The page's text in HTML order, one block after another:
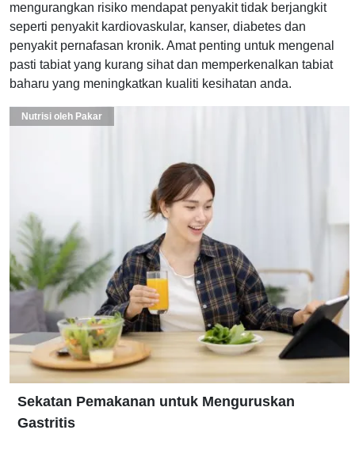
mengurangkan risiko mendapat penyakit tidak berjangkit
seperti penyakit kardiovaskular, kanser, diabetes dan
penyakit pernafasan kronik. Amat penting untuk mengenal
pasti tabiat yang kurang sihat dan memperkenalkan tabiat
baharu yang meningkatkan kualiti kesihatan anda.
Nutrisi oleh Pakar
Sekatan Pemakanan untuk Menguruskan
Gastritis